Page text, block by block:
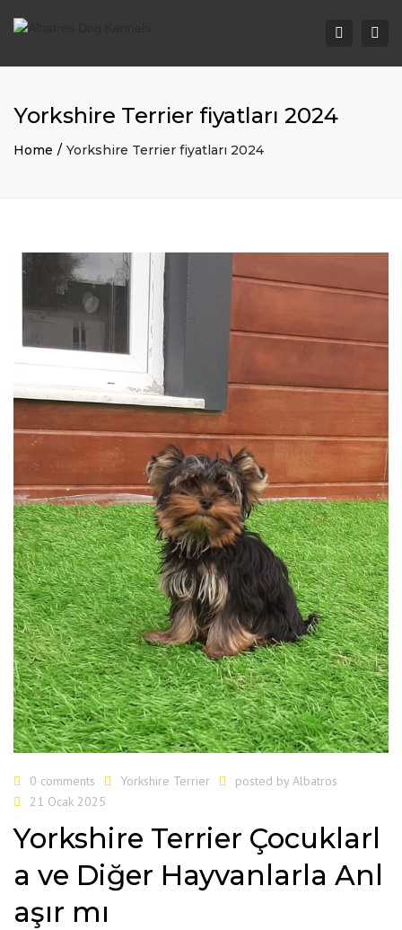
Search
Yorkshire Terrier fiyatları 2024
Home Yorkshire Terrier fiyatları 2024
0 comments Yorkshire Terrier posted by Albatros
21 Ocak 2025
Yorkshire Terrier Çocuklarl
a ve Diğer Hayvanlarla Anl
aşır mı